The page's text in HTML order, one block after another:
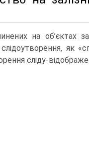
на об’єктах
як
сліду-